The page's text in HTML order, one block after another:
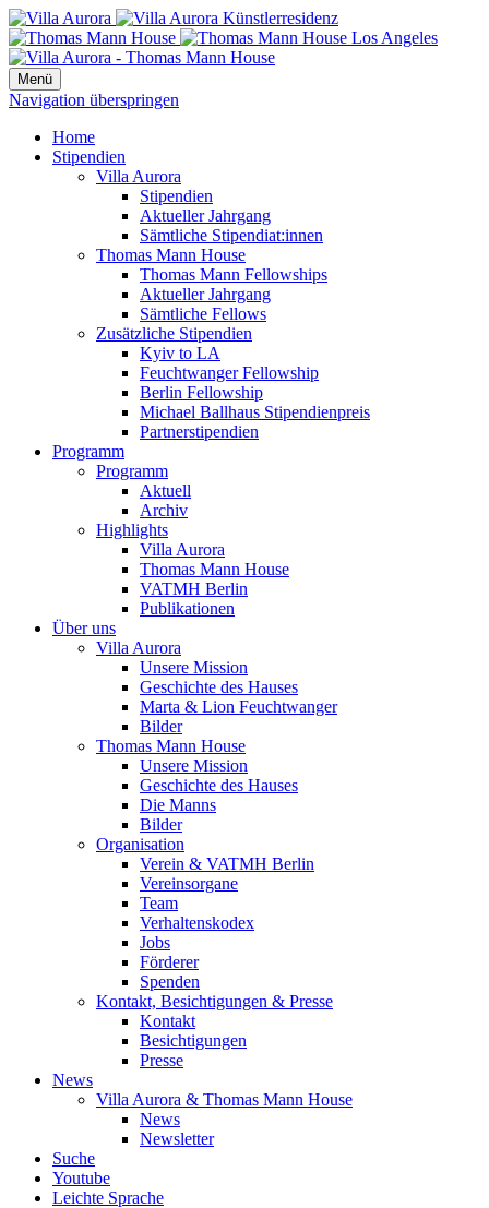
Menü
Navigation überspringen
Home
Stipendien
Villa Aurora
Stipendien
Aktueller Jahrgang
Sämtliche Stipendiat:innen
Thomas Mann House
Thomas Mann Fellowships
Aktueller Jahrgang
Sämtliche Fellows
Zusätzliche Stipendien
Kyiv to LA
Feuchtwanger Fellowship
Berlin Fellowship
Michael Ballhaus Stipendienpreis
Partnerstipendien
Programm
Programm
Aktuell
Archiv
Highlights
Villa Aurora
Thomas Mann House
VATMH Berlin
Publikationen
Über uns
Villa Aurora
Unsere Mission
Geschichte des Hauses
Marta & Lion Feuchtwanger
Bilder
Thomas Mann House
Unsere Mission
Geschichte des Hauses
Die Manns
Bilder
Organisation
Verein & VATMH Berlin
Vereinsorgane
Team
Verhaltenskodex
Jobs
Förderer
Spenden
Kontakt, Besichtigungen & Presse
Kontakt
Besichtigungen
Presse
News
Villa Aurora & Thomas Mann House
News
Newsletter
Suche
Youtube
Leichte Sprache